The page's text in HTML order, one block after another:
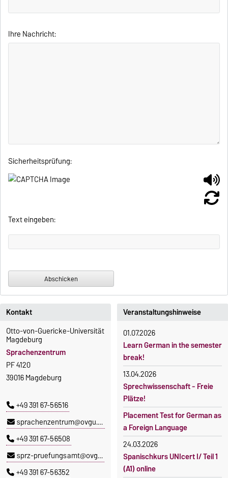
Ihre Nachricht:
Sicherheitsprüfung:
Text eingeben:
Kontakt
Otto-von-Guericke-Universität
Magdeburg
Sprachenzentrum
PF 4120
39016 Magdeburg
+49 391 67-56516
sprachenzentrum@ovgu.de
+49 391 67-56508
sprz-pruefungsamt@ovgu.de
+49 391 67-56352
Veranstaltungshinweise
01.07.2026
Learn German in the semester
break!
13.04.2026
Sprechwissenschaft - Freie
Plätze!
Placement Test for German as
a Foreign Language
24.03.2026
Spanischkurs UNIcert I/ Teil 1
(A1) online